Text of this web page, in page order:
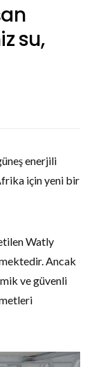
su,
enerjili
için yeni bir
Watly
Ancak
ve güvenli